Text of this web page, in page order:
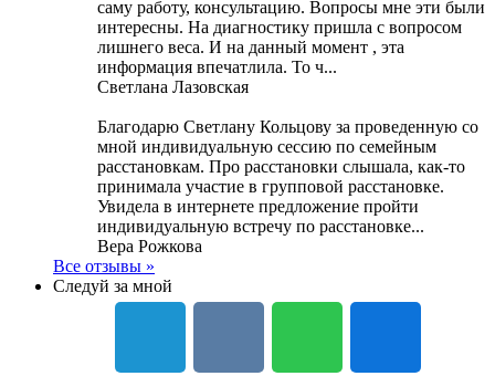
саму работу, консультацию. Вопросы мне эти были
интересны. На диагностику пришла с вопросом
лишнего веса. И на данный момент , эта
информация впечатлила. То ч...
Светлана Лазовская
Благодарю Светлану Кольцову за проведенную со
мной индивидуальную сессию по семейным
расстановкам. Про расстановки слышала, как-то
принимала участие в групповой расстановке.
Увидела в интернете предложение пройти
индивидуальную встречу по расстановке...
Вера Рожкова
Все отзывы »
Следуй за мной